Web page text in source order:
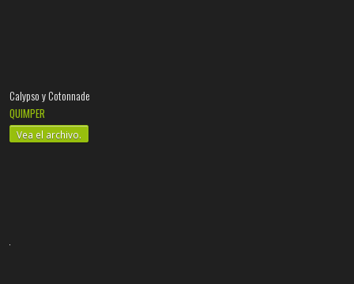
Calypso y Cotonnade
QUIMPER
Vea el archivo.